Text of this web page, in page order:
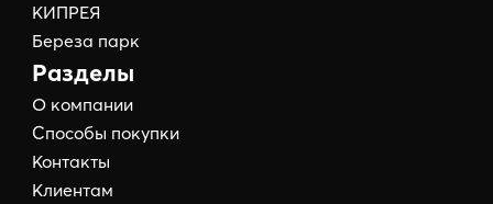
КИПРЕЯ
Береза парк
Разделы
О компании
Способы покупки
Контакты
Клиентам